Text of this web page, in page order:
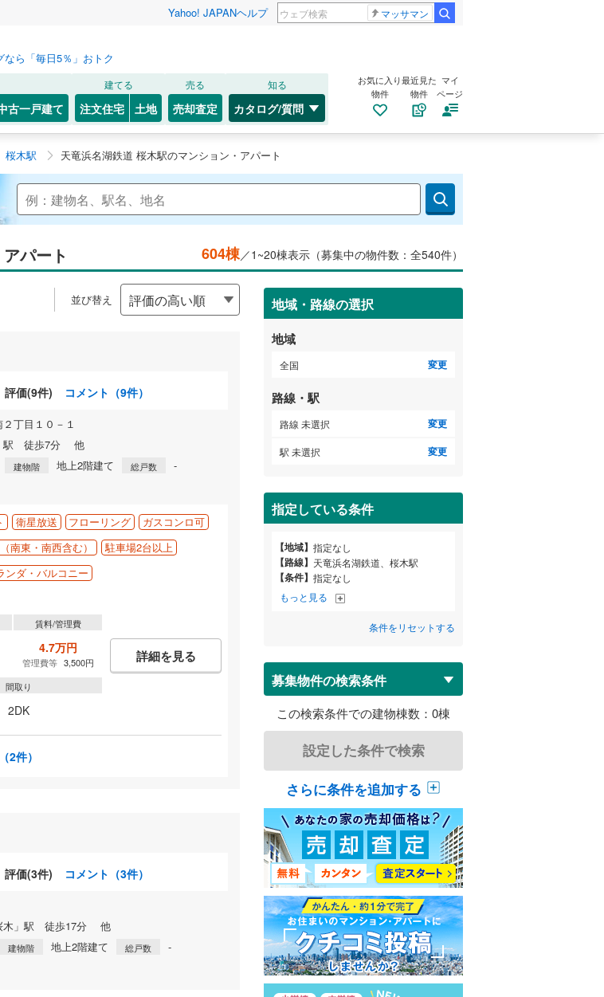
Yahoo! JAPANヘルプ マッサマン
ら「毎日5％」おトク
古一戸建て
建てる
注文住宅 土地
売る
売却査定
知る
カタログ/質問
お気に入り
物件
最近見た
物件
マイ
ページ
桜木駅 天竜浜名湖鉄道 桜木駅のマンション・アパート
マンションカタログ
パート 604棟／1~20棟表示（募集中の物件数：全540件）
並び替え
評価(9件) コメント（9件）
丁目１０－１
駅 徒歩7分 他
建物階 地上2階建て 総戸数 -
衛星放送 フローリング
ガスコンロ可
南東・南西含む）
駐車場2台以上
ンダ・バルコニー
賃料/管理費
4.7万円
管理費等 3,500円
間取り
2DK
詳細を見る
（2件）
評価(3件) コメント（3件）
木」駅 徒歩17分 他
建物階 地上2階建て 総戸数 -
地域・路線の選択
地域
全国 変更
路線・駅
路線 未選択 変更
駅 未選択 変更
指定している条件
【地域】 指定なし
【路線】 天竜浜名湖鉄道、桜木駅
【条件】 指定なし
もっと見る
条件をリセットする
募集物件の検索条件
この検索条件での建物棟数： 0棟
設定した条件で検索
さらに条件を追加する